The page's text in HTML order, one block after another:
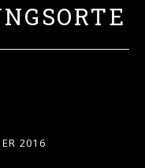
2016